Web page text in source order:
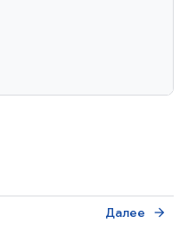
Далее arrow_forward